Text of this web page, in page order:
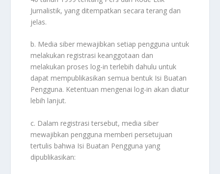
Jurnalistik, yang ditempatkan secara terang dan
jelas.
b. Media siber mewajibkan setiap pengguna untuk
melakukan registrasi keanggotaan dan
melakukan proses log-in terlebih dahulu untuk
dapat mempublikasikan semua bentuk Isi Buatan
Pengguna. Ketentuan mengenai log-in akan diatur
lebih lanjut.
c. Dalam registrasi tersebut, media siber
mewajibkan pengguna memberi persetujuan
tertulis bahwa Isi Buatan Pengguna yang
dipublikasikan: